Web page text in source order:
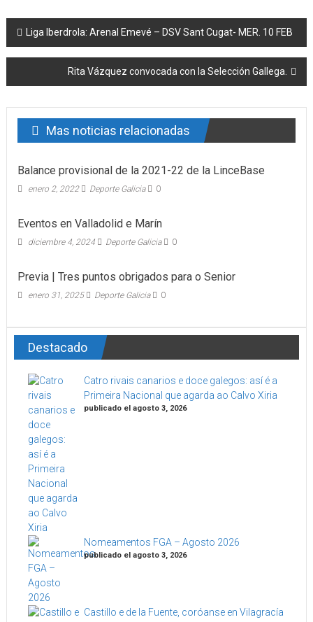
Post navigation
Liga Iberdrola: Arenal Emevé – DSV Sant Cugat- MER. 10 FEB
Rita Vázquez convocada con la Selección Gallega.
Mas noticias relacionadas
Balance provisional de la 2021-22 de la LinceBase
enero 2, 2022 Deporte Galicia 0
Eventos en Valladolid e Marín
diciembre 4, 2024 Deporte Galicia 0
Previa | Tres puntos obrigados para o Senior
enero 31, 2025 Deporte Galicia 0
Destacado
Catro rivais canarios e doce galegos: así é a
Primeira Nacional que agarda ao Calvo Xiria
publicado el agosto 3, 2026
Nomeamentos FGA – Agosto 2026
publicado el agosto 3, 2026
Castillo e de la Fuente, coróanse en Vilagracía